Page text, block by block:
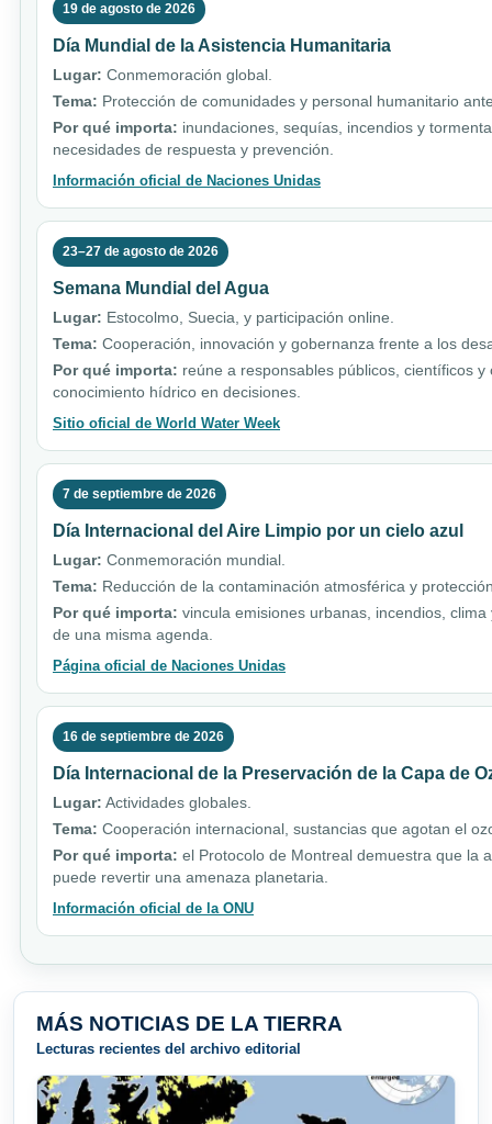
19 de agosto de 2026
Día Mundial de la Asistencia Humanitaria
Lugar: Conmemoración global.
Tema: Protección de comunidades y personal humanitario
Por qué importa: inundaciones, sequías, incendios y
necesidades de respuesta y prevención.
Información oficial de Naciones Unidas
23–27 de agosto de 2026
Semana Mundial del Agua
Lugar: Estocolmo, Suecia, y participación online.
Tema: Cooperación, innovación y gobernanza frente a los
Por qué importa: reúne a responsables públicos, científicos
conocimiento hídrico en decisiones.
Sitio oficial de World Water Week
7 de septiembre de 2026
Día Internacional del Aire Limpio por un cielo azul
Lugar: Conmemoración mundial.
Tema: Reducción de la contaminación atmosférica y
Por qué importa: vincula emisiones urbanas, incendios,
de una misma agenda.
Página oficial de Naciones Unidas
16 de septiembre de 2026
Día Internacional de la Preservación de la Capa de
Lugar: Actividades globales.
Tema: Cooperación internacional, sustancias que agotan el
Por qué importa: el Protocolo de Montreal demuestra que la
puede revertir una amenaza planetaria.
Información oficial de la ONU
MÁS NOTICIAS DE LA TIERRA
Lecturas recientes del archivo editorial